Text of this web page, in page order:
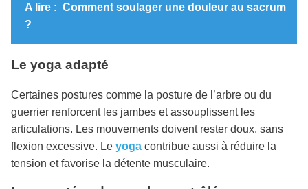
A lire : Comment soulager une douleur au sacrum
?
Le yoga adapté
Certaines postures comme la posture de l’arbre ou du
guerrier renforcent les jambes et assouplissent les
articulations. Les mouvements doivent rester doux, sans
flexion excessive. Le yoga contribue aussi à réduire la
tension et favorise la détente musculaire.